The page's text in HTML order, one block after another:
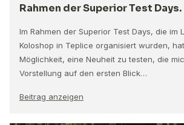
Rahmen der Superior Test Days.
Im Rahmen der Superior Test Days, die im
Koloshop in Teplice organisiert wurden,
Möglichkeit, eine Neuheit zu testen, die
Vorstellung auf den ersten Blick…
Beitrag anzeigen